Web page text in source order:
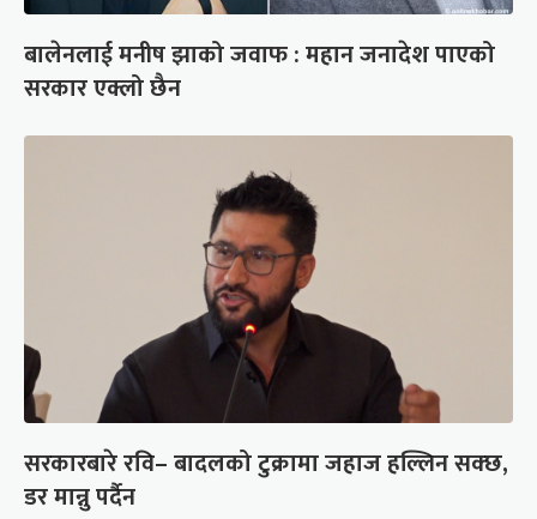
बालेनलाई मनीष झाको जवाफ : महान जनादेश पाएको
सरकार एक्लो छैन
सरकारबारे रवि– बादलको टुक्रामा जहाज हल्लिन सक्छ,
डर मान्नु पर्दैन